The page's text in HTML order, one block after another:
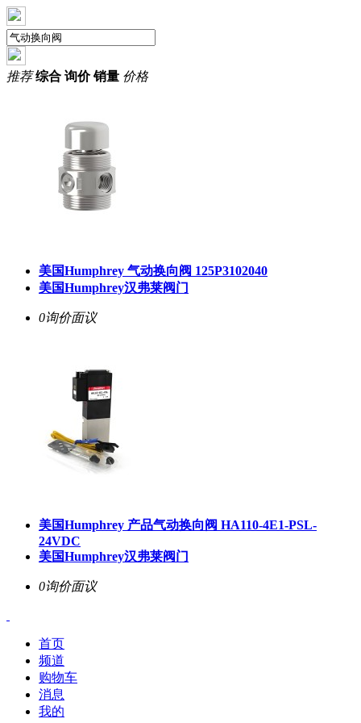
推荐 综合 询价 销量 价格
美国Humphrey 气动换向阀 125P3102040
美国Humphrey汉弗莱阀门
0询价面议
美国Humphrey 产品气动换向阀 HA110-4E1-PSL-
24VDC
美国Humphrey汉弗莱阀门
0询价面议
首页
频道
购物车
消息
我的